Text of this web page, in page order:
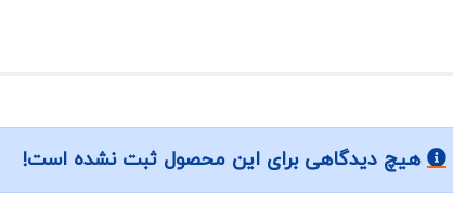
هیچ دیدگاهی برای این محصول ثبت نشده است!